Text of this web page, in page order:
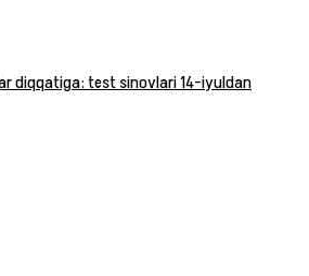
diqqatiga: test sinovlari 14-iyuldan